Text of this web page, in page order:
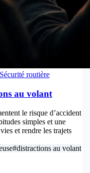
Sécurité routière
au volant
le risque d’accident
simples et une
et rendre les trajets
#distractions au volant